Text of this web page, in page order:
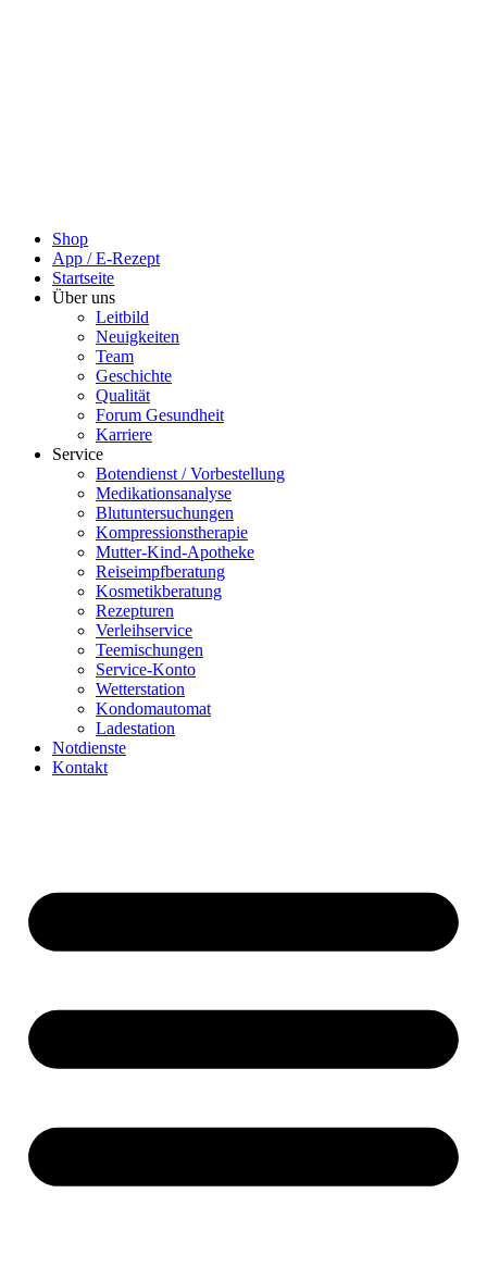
Shop
App / E-Rezept
Startseite
Über uns
Leitbild
Neuigkeiten
Team
Geschichte
Qualität
Forum Gesundheit
Karriere
Service
Botendienst / Vorbestellung
Medikationsanalyse
Blutuntersuchungen
Kompressionstherapie
Mutter-Kind-Apotheke
Reiseimpfberatung
Kosmetikberatung
Rezepturen
Verleihservice
Teemischungen
Service-Konto
Wetterstation
Kondomautomat
Ladestation
Notdienste
Kontakt